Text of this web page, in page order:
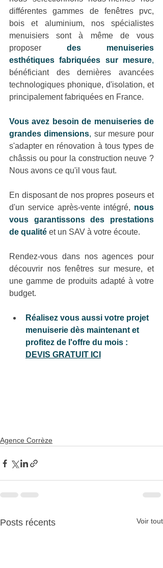
différentes gammes de fenêtres pvc,
bois et aluminium, nos spécialistes
menuisiers sont à même de vous
proposer des menuiseries
esthétiques fabriquées sur mesure,
bénéficiant des dernières avancées
technologiques phonique, d'isolation, et
principalement fabriquées en France.
Vous avez besoin de menuiseries de
grandes dimensions, sur mesure pour
s'adapter en rénovation à tous types de
châssis ou pour la construction neuve ?
Nous avons ce qu'il vous faut.
En disposant de nos propres poseurs et
d'un service après-vente intégré, nous
vous garantissons des prestations
de qualité et un SAV à votre écoute.
Rendez-vous dans nos agences pour
découvrir nos fenêtres sur mesure, et
une gamme de produits adapté à votre
budget.
Réalisez vous aussi votre projet
menuiserie dès maintenant et
profitez de l'offre du mois :
DEVIS GRATUIT ICI
Agence Corrèze
Posts récents Voir tout